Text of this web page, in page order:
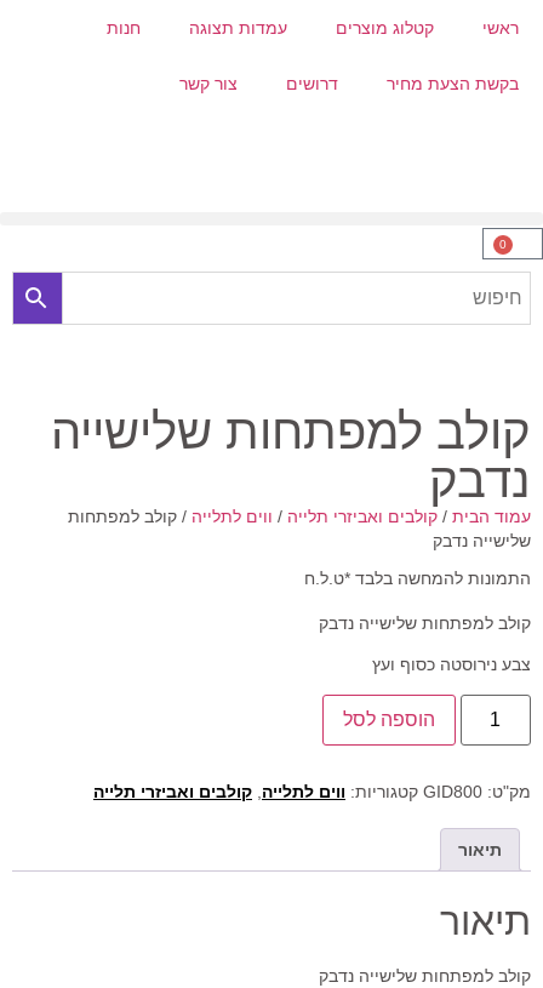
ראשי קטלוג מוצרים עמדות תצוגה חנות
בקשת הצעת מחיר דרושים צור קשר
0
קולב למפתחות שלישייה
נדבק
עמוד הבית/ קולבים ואביזרי תלייה/ ווים לתלייה/ קולב למפתחות
שלישייה נדבק
התמונות להמחשה בלבד *ט.ל.ח
קולב למפתחות שלישייה נדבק
צבע נירוסטה כסוף ועץ
הוספה לסל
מק"ט:GID800 קטגוריות: ווים לתלייה,קולבים ואביזרי תלייה
תיאור
תיאור
קולב למפתחות שלישייה נדבק